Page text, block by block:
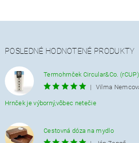
POSLEDNÉ HODNOTENÉ PRODUKTY
Termohrnček Circular&Co.
|
Vilma
Hrnček je výborný,vôbec netečie
Cestovná dóza na mydlo